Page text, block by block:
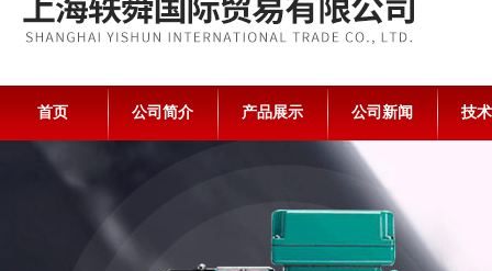
首页 公司简介 产品展示 公司新闻 技